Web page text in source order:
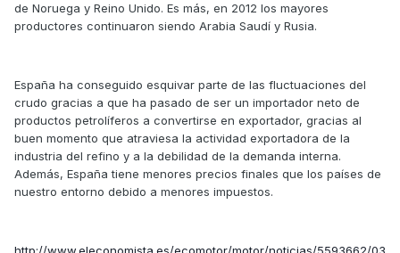
de Noruega y Reino Unido. Es más, en 2012 los mayores
productores continuaron siendo Arabia Saudí y Rusia.
España ha conseguido esquivar parte de las fluctuaciones del
crudo gracias a que ha pasado de ser un importador neto de
productos petrolíferos a convertirse en exportador, gracias al
buen momento que atraviesa la actividad exportadora de la
industria del refino y a la debilidad de la demanda interna.
Además, España tiene menores precios finales que los países de
nuestro entorno debido a menores impuestos.